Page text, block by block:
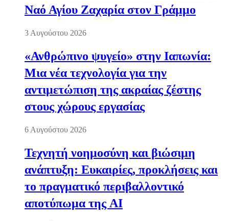
Ναό Αγίου Ζαχαρία στον Γράμμο
3 Αυγούστου 2026
«Ανθρώπινο ψυγείο» στην Ιαπωνία:
Μια νέα τεχνολογία για την
αντιμετώπιση της ακραίας ζέστης
στους χώρους εργασίας
6 Αυγούστου 2026
Τεχνητή νοημοσύνη και βιώσιμη
ανάπτυξη: Ευκαιρίες, προκλήσεις και
το πραγματικό περιβαλλοντικό
αποτύπωμα της AI